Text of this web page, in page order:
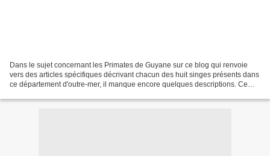
Dans le sujet concernant les Primates de Guyane sur ce blog qui renvoie
vers des articles spécifiques décrivant chacun des huit singes présents dans
ce département d'outre-mer, il manque encore quelques descriptions. Ce